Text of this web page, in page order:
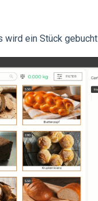
wird ein Stück gebucht